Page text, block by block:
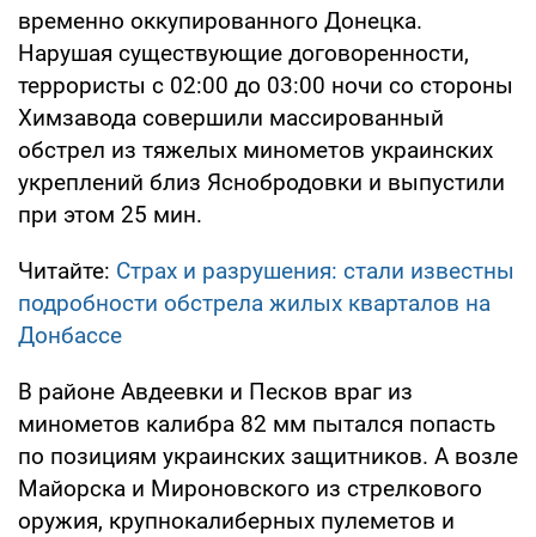
временно оккупированного Донецка.
Нарушая существующие договоренности,
террористы с 02:00 до 03:00 ночи со стороны
Химзавода совершили массированный
обстрел из тяжелых минометов украинских
укреплений близ Яснобродовки и выпустили
при этом 25 мин.
Читайте: Страх и разрушения: стали известны
подробности обстрела жилых кварталов на
Донбассе
В районе Авдеевки и Песков враг из
минометов калибра 82 мм пытался попасть
по позициям украинских защитников. А возле
Майорска и Мироновского из стрелкового
оружия, крупнокалиберных пулеметов и